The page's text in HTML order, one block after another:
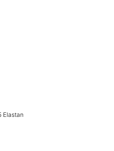
Elastan